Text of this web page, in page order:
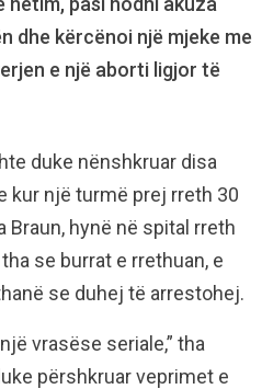
dhe kërcënoi një mjeke me
e një aborti ligjor të
duke nënshkruar disa
kur një turmë prej rreth 30
Braun, hynë në spital rreth
se burrat e rrethuan, e
se duhej të arrestohej.
vrasëse seriale,” tha
përshkruar veprimet e